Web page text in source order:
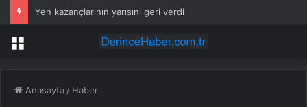
Yen kazançlarının yarısını geri verdi
Menü
Anasayfa / Haber